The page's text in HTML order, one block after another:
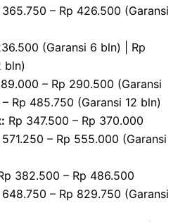
– Rp 426.500 (Garansi
(Garansi 6 bln) | Rp
bln)
– Rp 290.500 (Garansi
Rp 485.750 (Garansi 12 bln)
Rp 347.500 – Rp 370.000
– Rp 555.000 (Garansi
382.500 – Rp 486.500
– Rp 829.750 (Garansi